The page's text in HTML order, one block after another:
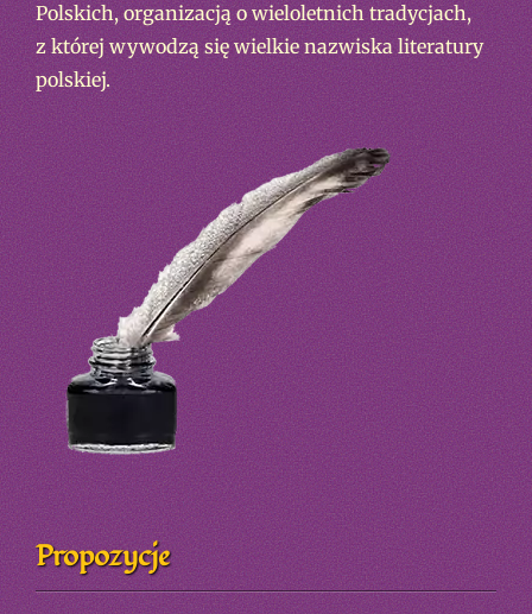
Polskich, organizacją o wieloletnich tradycjach,
z której wywodzą się wielkie nazwiska literatury
polskiej.
Propozycje